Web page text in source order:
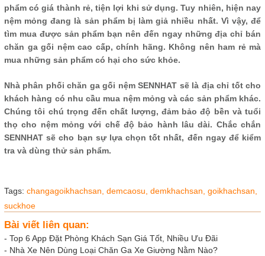
phẩm có giá thành rẻ, tiện lợi khi sử dụng. Tuy nhiên, hiện nay
nệm mỏng đang là sản phẩm bị làm giả nhiều nhất. Vì vậy, để
tìm mua được sản phẩm bạn nên đến ngay những địa chỉ bán
chăn ga gối nệm cao cấp, chính hãng. Không nên ham rẻ mà
mua những sản phẩm có hại cho sức khỏe.
Nhà phân phối chăn ga gối nệm SENNHAT sẽ là địa chỉ tốt cho
khách hàng có nhu cầu mua nệm mỏng và các sản phẩm khác.
Chúng tôi chú trọng đến chất lượng, đảm bảo độ bền và tuổi
thọ cho nệm mỏng với chế độ bảo hành lâu dài. Chắc chắn
SENNHAT sẽ cho bạn sự lựa chọn tốt nhất, đến ngay để kiểm
tra và dùng thử sản phẩm.
Tags: changagoikhachsan, demcaosu, demkhachsan, goikhachsan,
suckhoe
Bài viết liên quan:
- Top 6 App Đặt Phòng Khách Sạn Giá Tốt, Nhiều Ưu Đãi
- Nhà Xe Nên Dùng Loại Chăn Ga Xe Giường Nằm Nào?